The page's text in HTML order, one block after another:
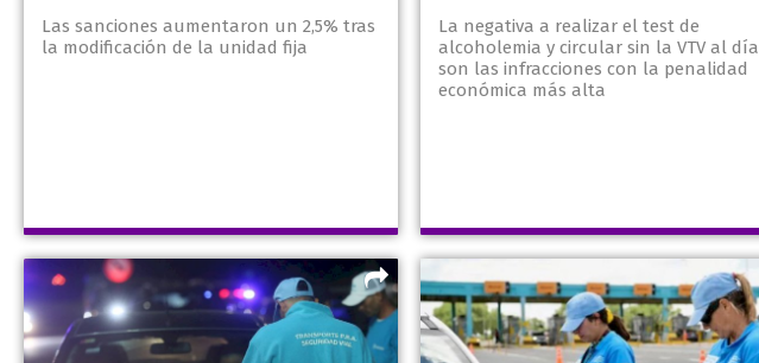
Las sanciones aumentaron un 2,5% tras
la modificación de la unidad fija
La negativa a realizar el test de
alcoholemia y circular sin la VTV al día
son las infracciones con la penalidad
económica más alta